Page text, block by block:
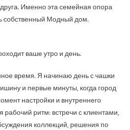
Именно эта семейная опора
собственный Модный дом.
ваше утро и день.
время. Я начинаю день с чашки
и первые минуты, когда город
настройки и внутреннего
рабочий ритм: встречи с клиентами,
коллекций, решения по